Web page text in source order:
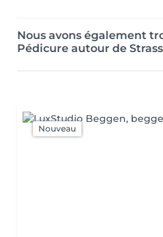
Nous avons également
Pédicure autour de
Nouveau